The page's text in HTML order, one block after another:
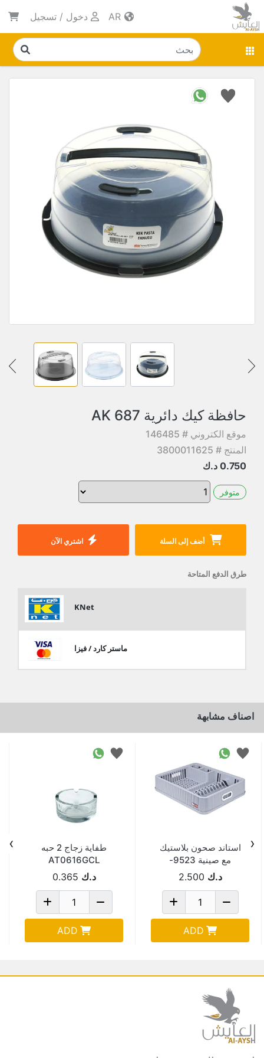
دخول / تسجيل
حافظة كيك دائرية AK 687
موقع الكتروني # 146485
المنتج # 3800011625
0.750 د.ك
متوفر
أضف إلى السلة اشتري الآن
طرق الدفع المتاحة
KNet
ماستر كارد / فيزا
اصناف مشابهة
استاند صحون بلاستيك
مع صينية 9523-
5523-EDENA
د.ك 2.500
ADD
طفاية زجاج 2 حبه
AT0616GCL
د.ك 0.365
ADD
‹
›